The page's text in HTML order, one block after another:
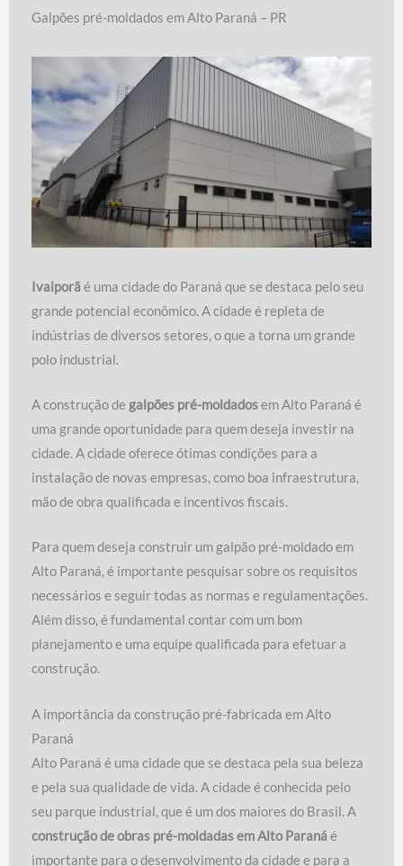
Galpões pré-moldados em Alto Paraná – PR
Ivaiporãé uma cidade do Paraná que se destaca pelo seu
grande potencial econômico. A cidade é repleta de
indústrias de diversos setores, o que a torna um grande
polo industrial.
A construção de galpões pré-moldadosem Alto Paraná é
uma grande oportunidade para quem deseja investir na
cidade. A cidade oferece ótimas condições para a
instalação de novas empresas, como boa infraestrutura,
mão de obra qualificada e incentivos fiscais.
Para quem deseja construir um galpão pré-moldado em
Alto Paraná, é importante pesquisar sobre os requisitos
necessários e seguir todas as normas e regulamentações.
Além disso, é fundamental contar com um bom
planejamento e uma equipe qualificada para efetuar a
construção.
A importância da construção pré-fabricada em Alto
Paraná
Alto Paraná é uma cidade que se destaca pela sua beleza
e pela sua qualidade de vida. A cidade é conhecida pelo
seu parque industrial, que é um dos maiores do Brasil. A
construção de obras pré-moldadas em Alto Paranáé
importante para o desenvolvimento da cidade e para a